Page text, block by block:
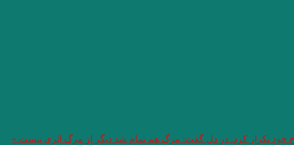
خود تکرار کرد. در دل گفت: مرگ هم تمام شد دیگر از مرگ اثری نیست.»